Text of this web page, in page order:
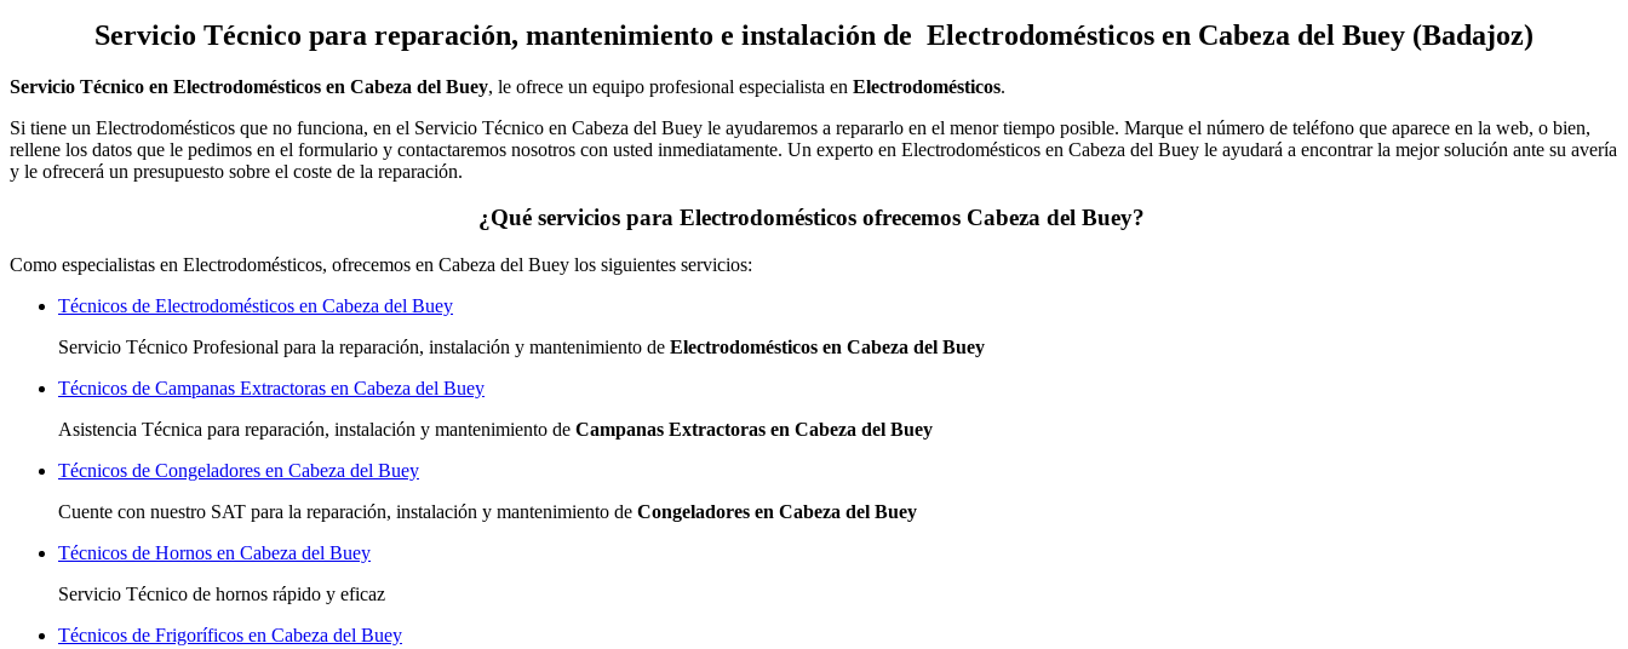
Servicio Técnico para reparación, mantenimiento e instalación de Electrodomésticos en Cabeza del Buey (Badajoz)
Servicio Técnico en Electrodomésticos en Cabeza del Buey, le ofrece un equipo profesional especialista en Electrodomésticos.
Si tiene un Electrodomésticos que no funciona, en el Servicio Técnico en Cabeza del Buey le ayudaremos a repararlo en el menor tiempo posible. Marque el número de teléfono que aparece en la web, o bien,
rellene los datos que le pedimos en el formulario y contactaremos nosotros con usted inmediatamente. Un experto en Electrodomésticos en Cabeza del Buey le ayudará a encontrar la mejor solución ante su avería
y le ofrecerá un presupuesto sobre el coste de la reparación.
¿Qué servicios para Electrodomésticos ofrecemos Cabeza del Buey?
Como especialistas en Electrodomésticos, ofrecemos en Cabeza del Buey los siguientes servicios:
Técnicos de Electrodomésticos en Cabeza del Buey
Servicio Técnico Profesional para la reparación, instalación y mantenimiento de Electrodomésticos en Cabeza del Buey
Técnicos de Campanas Extractoras en Cabeza del Buey
Asistencia Técnica para reparación, instalación y mantenimiento de Campanas Extractoras en Cabeza del Buey
Técnicos de Congeladores en Cabeza del Buey
Cuente con nuestro SAT para la reparación, instalación y mantenimiento de Congeladores en Cabeza del Buey
Técnicos de Hornos en Cabeza del Buey
Servicio Técnico de hornos rápido y eficaz
Técnicos de Frigoríficos en Cabeza del Buey